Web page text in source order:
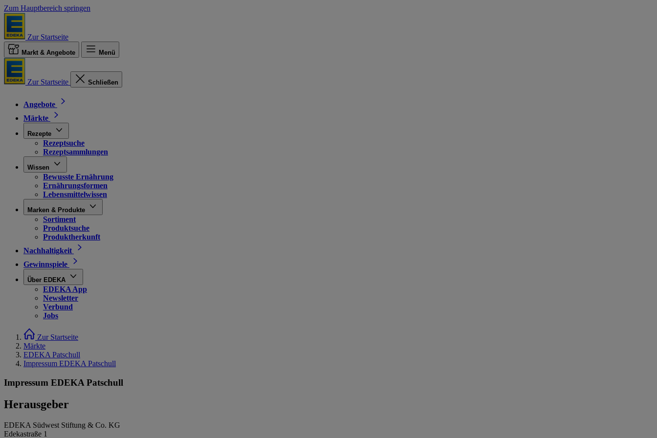
Zum Hauptbereich springen
Zur Startseite
Markt & Angebote Menü
Zur Startseite Schließen
Angebote
Märkte
Rezepte
Rezeptsuche
Rezeptsammlungen
Wissen
Bewusste Ernährung
Ernährungsformen
Lebensmittelwissen
Marken & Produkte
Sortiment
Produktsuche
Produktherkunft
Nachhaltigkeit
Gewinnspiele
Über EDEKA
EDEKA App
Newsletter
Verbund
Jobs
Zur Startseite
Märkte
EDEKA Patschull
Impressum EDEKA Patschull
Impressum EDEKA Patschull
Herausgeber
EDEKA Südwest Stiftung & Co. KG
Edekastraße 1